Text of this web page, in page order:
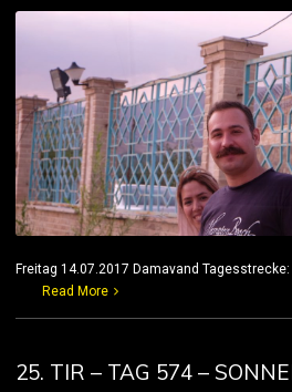
Freitag 14.07.2017 Damavand
Read More
25. TIR – TAG 574 –